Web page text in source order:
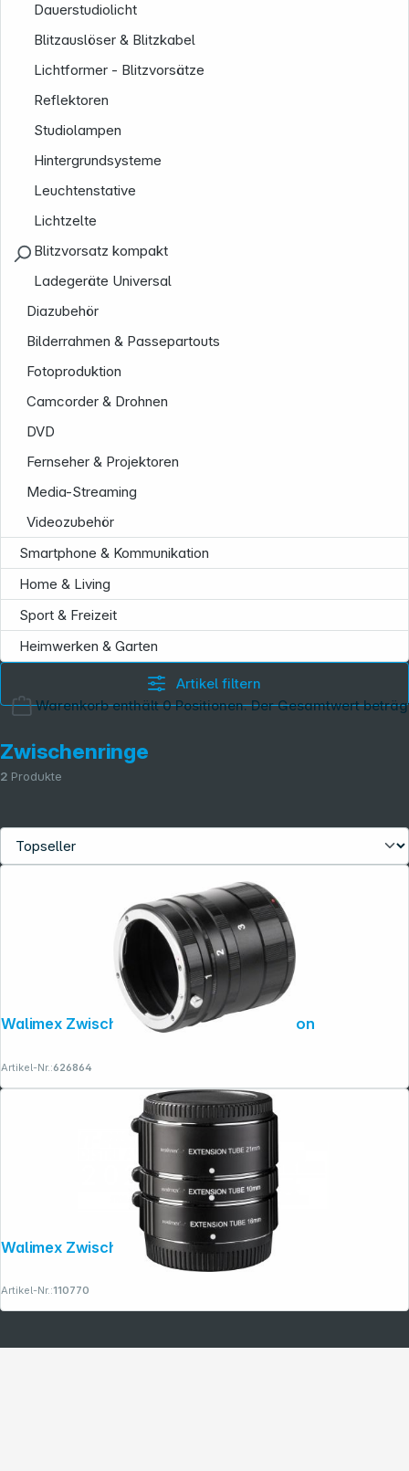
Warenkorb enthält 0 Positionen. Der Gesamtwert
Dauerstudiolicht
Blitzauslöser & Blitzkabel
Lichtformer - Blitzvorsätze
Reflektoren
Studiolampen
Hintergrundsysteme
Leuchtenstative
Lichtzelte
Blitzvorsatz kompakt
Ladegeräte Universal
Diazubehör
Bilderrahmen & Passepartouts
Fotoproduktion
Camcorder & Drohnen
DVD
Fernseher & Projektoren
Media-Streaming
Videozubehör
Smartphone & Kommunikation
Home & Living
Sport & Freizeit
Heimwerken & Garten
Artikel filtern
Zwischenringe
2 Produkte
Walimex Zwischenringsatz Makro für Nikon
Artikel-Nr.:626864
Walimex Zwischenringsatz für MFT
Artikel-Nr.:110770
Copyright © 2001 - 2026 dexxIT. Alle Rechte vorbehalten.